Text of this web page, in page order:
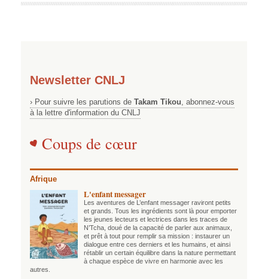
Newsletter CNLJ
› Pour suivre les parutions de Takam Tikou, abonnez-vous
à la lettre d'information du CNLJ
Coups de cœur
Afrique
L'enfant messager
Les aventures de L’enfant messager raviront petits
et grands. Tous les ingrédients sont là pour emporter
les jeunes lecteurs et lectrices dans les traces de
N’Tcha, doué de la capacité de parler aux animaux,
et prêt à tout pour remplir sa mission : instaurer un
dialogue entre ces derniers et les humains, et ainsi
rétablir un certain équilibre dans la nature permettant
à chaque espèce de vivre en harmonie avec les
autres.